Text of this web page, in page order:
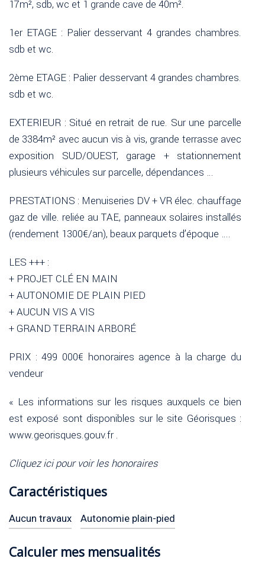
17m², sdb, wc et 1 grande cave de 40m².
1er ETAGE : Palier desservant 4 grandes chambres.
sdb et wc.
2ème ETAGE : Palier desservant 4 grandes chambres.
sdb et wc.
EXTERIEUR : Situé en retrait de rue. Sur une parcelle
de 3384m² avec aucun vis à vis, grande terrasse avec
exposition SUD/OUEST, garage + stationnement
plusieurs véhicules sur parcelle, dépendances …
PRESTATIONS : Menuiseries DV + VR élec. chauffage
gaz de ville. reliée au TAE, panneaux solaires installés
(rendement 1300€/an), beaux parquets d’époque ….
LES +++ :
+ PROJET CLÉ EN MAIN
+ AUTONOMIE DE PLAIN PIED
+ AUCUN VIS A VIS
+ GRAND TERRAIN ARBORÉ
PRIX : 499 000€ honoraires agence à la charge du
vendeur
« Les informations sur les risques auxquels ce bien
est exposé sont disponibles sur le site Géorisques :
www.georisques.gouv.fr .
Cliquez ici pour voir les honoraires
Caractéristiques
Aucun travaux Autonomie plain-pied
Calculer mes mensualités